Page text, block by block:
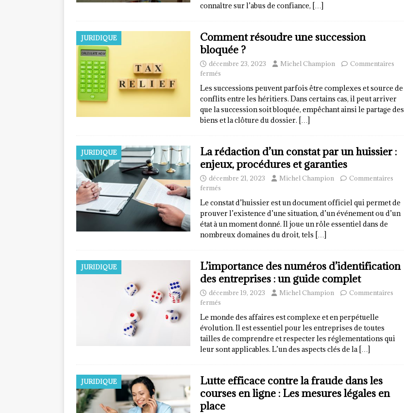
connaître sur l’abus de confiance, […]
JURIDIQUE
Comment résoudre une succession
bloquée ?
décembre 23, 2023 Michel Champion
Commentaires
fermés
Les successions peuvent parfois être complexes et source de
conflits entre les héritiers. Dans certains cas, il peut arriver
que la succession soit bloquée, empêchant ainsi le partage des
biens et la clôture du dossier. […]
JURIDIQUE
La rédaction d’un constat par un huissier :
enjeux, procédures et garanties
décembre 21, 2023 Michel Champion
Commentaires
fermés
Le constat d’huissier est un document officiel qui permet de
prouver l’existence d’une situation, d’un événement ou d’un
état à un moment donné. Il joue un rôle essentiel dans de
nombreux domaines du droit, tels […]
JURIDIQUE
L’importance des numéros d’identification
des entreprises : un guide complet
décembre 19, 2023 Michel Champion
Commentaires
fermés
Le monde des affaires est complexe et en perpétuelle
évolution. Il est essentiel pour les entreprises de toutes
tailles de comprendre et respecter les réglementations qui
leur sont applicables. L’un des aspects clés de la […]
JURIDIQUE
Lutte efficace contre la fraude dans les
courses en ligne : Les mesures légales en
place